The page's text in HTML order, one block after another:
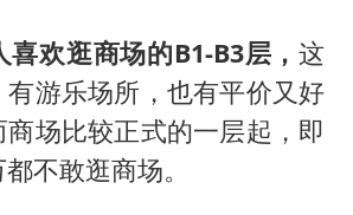
喜欢逛商场的B1-B3层，这
有游乐场所，也有平价又好
场比较正式的一层起，即
不敢逛商场。